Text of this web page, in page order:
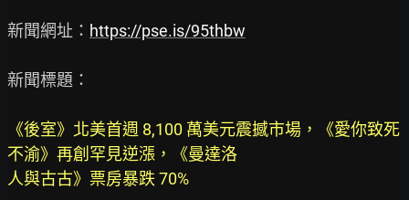
新聞網址： https://pse.is/95thbw
新聞標題：
《後室》北美首週 8,100 萬美元震撼市場，《愛你致死
不渝》再創罕見逆漲，《曼達洛
人與古古》票房暴跌 70%